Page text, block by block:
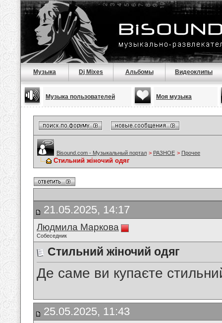
Музыка Dj Mixes Альбомы Видеоклипы
Музыка пользователей Моя музыка
Bisound.com - Музыкальный портал > РАЗНОЕ > Прочее
Стильний жіночий одяг
21.05.2025, 14:17
Людмила Маркова
Собеседник
Стильний жіночий одяг
Де саме ви купаєте
25.05.2025, 11:43